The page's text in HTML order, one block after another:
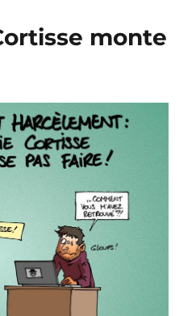
monte